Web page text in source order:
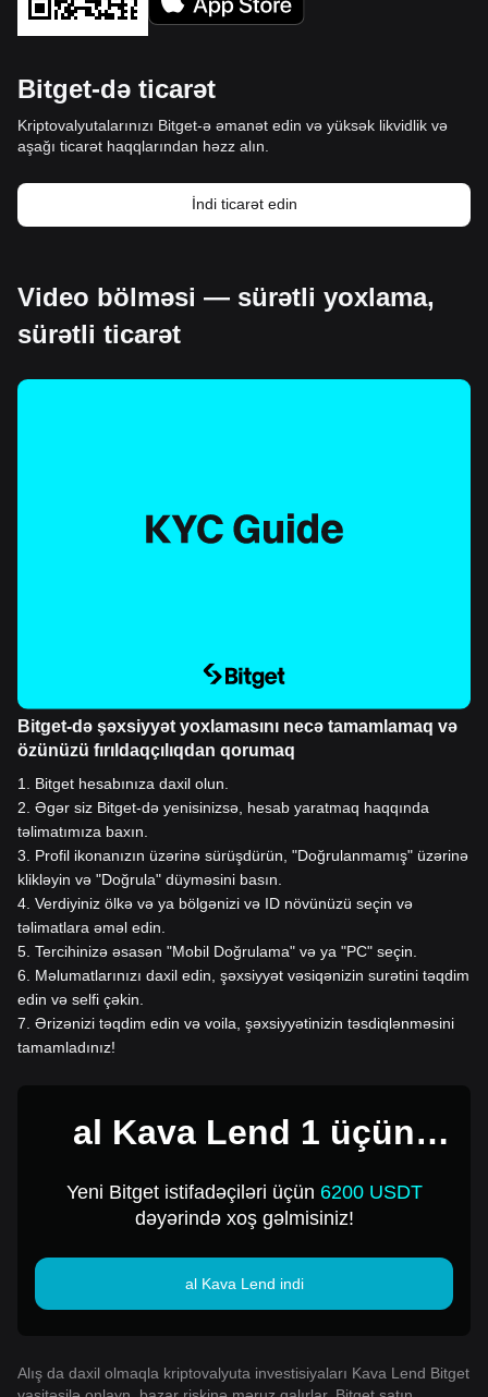
Bitget-də ticarət
Kriptovalyutalarınızı Bitget-ə əmanət edin və yüksək likvidlik və
aşağı ticarət haqqlarından həzz alın.
İndi ticarət edin
Video bölməsi — sürətli yoxlama,
sürətli ticarət
Bitget-də şəxsiyyət yoxlamasını necə tamamlamaq və
özünüzü fırıldaqçılıqdan qorumaq
1
Bitget hesabınıza daxil olun.
2 Əgər siz Bitget-də yenisinizsə, hesab yaratmaq haqqında
təlimatımıza baxın.
3
Profil ikonanızın üzərinə sürüşdürün, "Doğrulanmamış" üzərinə
klikləyin və "Doğrula" düyməsini basın.
4 Verdiyiniz ölkə və ya bölgənizi və ID növünüzü seçin və
təlimatlara əməl edin.
5 Tercihinizə əsasən "Mobil Doğrulama" və ya "PC" seçin.
6
Məlumatlarınızı daxil edin, şəxsiyyət vəsiqənizin surətini təqdim
edin və selfi çəkin.
7 Ərizənizi təqdim edin və voila, şəxsiyyətinizin təsdiqlənməsini
tamamladınız!
al Kava Lend 1 üçün
Yeni Bitget istifadəçiləri üçün 6200 USDT
dəyərində xoş gəlmisiniz!
al Kava Lend indi
Alış da daxil olmaqla kriptovalyuta investisiyaları Kava Lend Bitget